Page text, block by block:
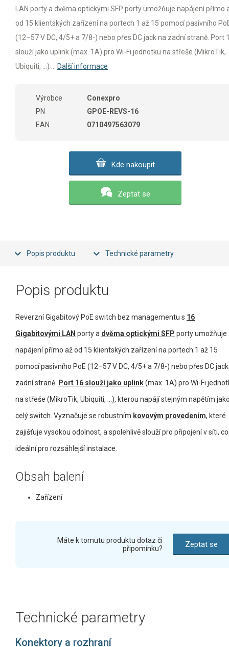
LAN porty a dvěma optickými SFP porty umožňuje napájení přímo
od 15 klientských zařízení na portech 1 až 15 pomocí pasivního
(12–57 V DC, 4/5+ a 7/8-) nebo přes DC jack na zadní straně. Port
slouží jako uplink (max. 1A) pro Wi-Fi jednotku na střeše (MikroTik,
Ubiquiti, ...) ...
Další informace
Výrobce
Conexpro
PN
GPOE-REVS-16
EAN
0710497563079
Kde nakoupit
Zeptat se
Popis produktu Technické parametry
Popis produktu
Reverzní Gigabitový PoE switch bez managementu s 16
Gigabitovými LAN porty a dvěma optickými SFP porty umožňuje
napájení přímo až od 15 klientských zařízení na portech 1 až 15
pomocí pasivního PoE (12–57 V DC, 4/5+ a 7/8-) nebo přes DC
zadní straně. Port 16 slouží jako uplink(max. 1A) pro Wi-Fi
na střeše (MikroTik, Ubiquiti, ...), kterou napájí stejným napětím
celý switch. Vyznačuje se robustním kovovým provedením, které
zajišťuje vysokou odolnost, a spolehlivě slouží pro připojení v síti,
ideální pro rozsáhlejší instalace.
Obsah balení
Zařízení
Máte k tomutu produktu dotaz či
připomínku?
Zeptat se
Technické parametry
Konektory a rozhraní